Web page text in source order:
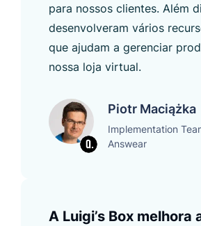
para nossos clientes. Além
desenvolveram vários
que ajudam a gerenciar
nossa loja virtual.
Piotr Maciążka
Implementation
Answear
A Luigi’s Box melhora